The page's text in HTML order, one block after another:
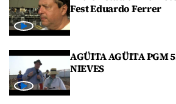
Fest Eduardo Ferrer
AGÜITA AGÜITA PGM
NIEVES